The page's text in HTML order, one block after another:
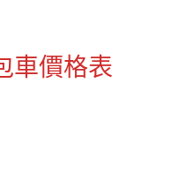
車價格表